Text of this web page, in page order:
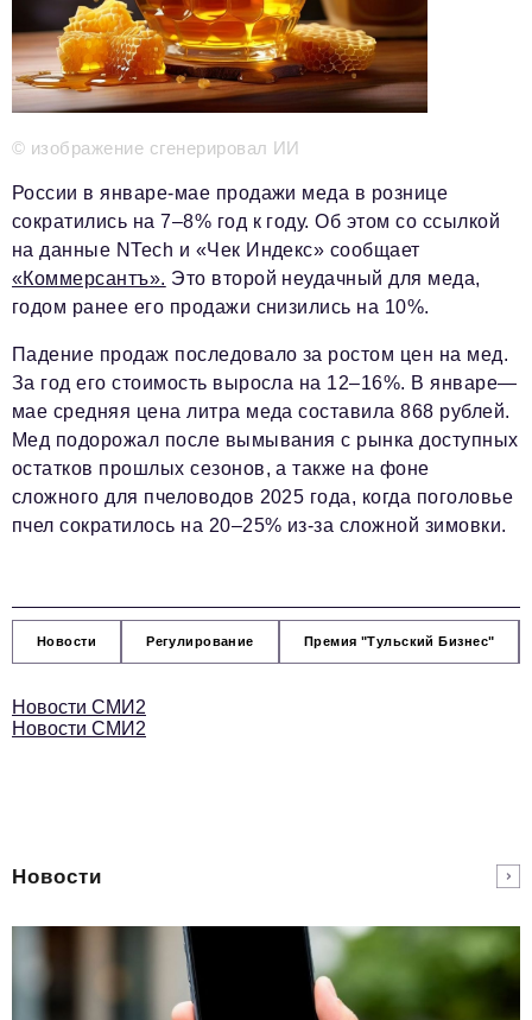
Информационный отдел
info@business-magazine.online
Отдел рекламы
Отдел распространения/редакционная подписка
podpiska@business-magazine.online
Отдел по работе с партнерами
partner@business-magazine.online
© изображение сгенерировал ИИ
России в январе-мае продажи меда в рознице
сократились на 7–8% год к году. Об этом со ссылкой
на данные NTech и «Чек Индекс» сообщает
«Коммерсантъ». Это второй неудачный для меда,
годом ранее его продажи снизились на 10%.
Падение продаж последовало за ростом цен на мед.
За год его стоимость выросла на 12–16%. В январе—
мае средняя цена литра меда составила 868 рублей.
Мед подорожал после вымывания с рынка доступных
остатков прошлых сезонов, а также на фоне
сложного для пчеловодов 2025 года, когда поголовье
пчел сократилось на 20–25% из-за сложной зимовки.
Новости Регулирование Премия "Тульский Бизнес"
Новости СМИ2
Новости СМИ2
Новости